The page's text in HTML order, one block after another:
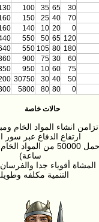
30
65
35
100
70
40
25
150
0
20
10
140
120
65
50
550
180
80
105
550
60
30
75
900
75
60
10
950
50
40
30
30750
0
80
80
5800
حالات خاصة
تزامن انشاء المواد الخام
ارتفاع الدفاع عبر سور
ساعة)
المشاة أقوياء جدا
التنمية مكلفه